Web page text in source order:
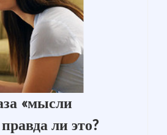
«мысли
ли это?